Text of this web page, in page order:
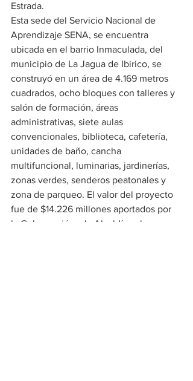
Estrada.
Esta sede del Servicio Nacional de
Aprendizaje SENA, se encuentra
ubicada en el barrio Inmaculada, del
municipio de La Jagua de Ibirico, se
construyó en un área de 4.169 metros
cuadrados, ocho bloques con talleres y
salón de formación, áreas
administrativas, siete aulas
convencionales, biblioteca, cafetería,
unidades de baño, cancha
multifuncional, luminarias, jardinerías,
zonas verdes, senderos peatonales y
zona de parqueo. El valor del proyecto
fue de $14.226 millones aportados por
la Gobernación y la Alcaldía, y la